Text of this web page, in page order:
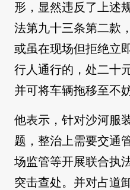
形，显然违反了上述
法第九十三条第二款
或虽在现场但拒绝立
行人通行的，处二十
并可将车辆拖移至不
他表示，针对沙河服
题，整治上需要交通
场监管等开展联合执
突击查处。并对占道